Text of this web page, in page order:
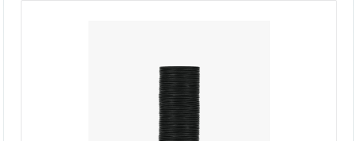
Prekių Pristatymas 3-5 D.d.